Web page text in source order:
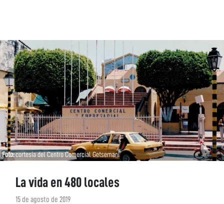
Foto:cortesía del Centro Comercial Getsemaní
La vida en 480 locales
15 de agosto de 2019